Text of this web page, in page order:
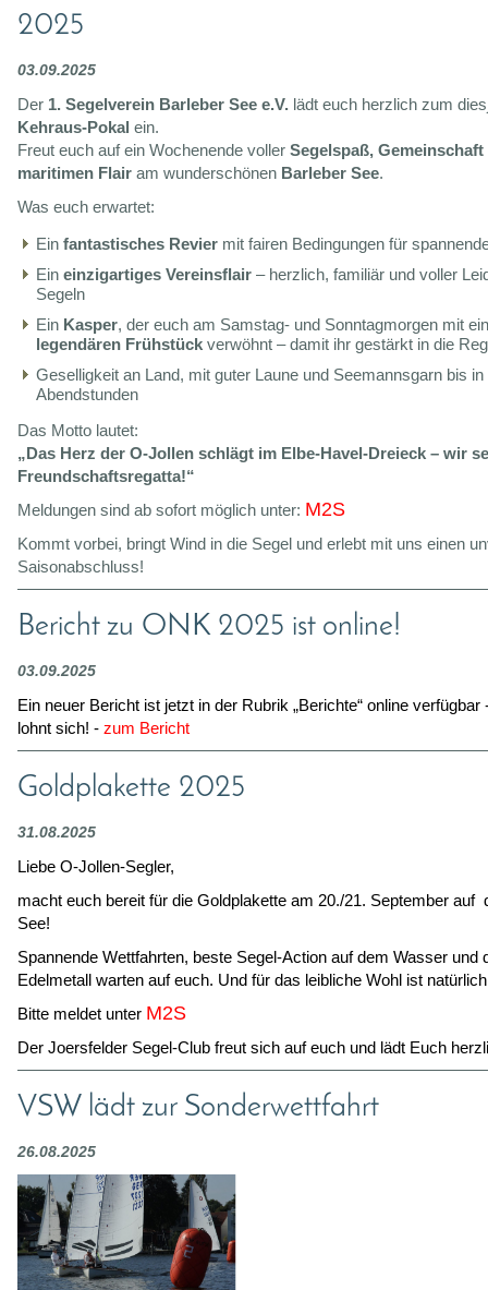
2025
03.09.2025
Der 1. Segelverein Barleber See e.V. lädt euch herzlich zum
Kehraus-Pokal ein.
Freut euch auf ein Wochenende voller Segelspaß, Gemeinschaft
maritimen Flair am wunderschönen Barleber See.
Was euch erwartet:
Ein fantastisches Revier mit fairen Bedingungen für
Ein einzigartiges Vereinsflair – herzlich, familiär und voller
Segeln
Ein Kasper, der euch am Samstag- und Sonntagmorgen mit
legendären Frühstück verwöhnt – damit ihr gestärkt in die
Geselligkeit an Land, mit guter Laune und Seemannsgarn bis in
Abendstunden
Das Motto lautet:
„Das Herz der O-Jollen schlägt im Elbe-Havel-Dreieck – wir
Freundschaftsregatta!“
Meldungen sind ab sofort möglich unter: M2S
Kommt vorbei, bringt Wind in die Segel und erlebt mit uns einen
Saisonabschluss!
Bericht zu ONK 2025 ist online!
03.09.2025
Ein neuer Bericht ist jetzt in der Rubrik „Berichte“ online verfügbar
lohnt sich! - zum Bericht
Goldplakette 2025
31.08.2025
Liebe O-Jollen-Segler,
macht euch bereit für die Goldplakette am 20./21. September auf
See!
Spannende Wettfahrten, beste Segel-Action auf dem Wasser und
Edelmetall warten auf euch. Und für das leibliche Wohl ist
Bitte meldet unter M2S
Der Joersfelder Segel-Club freut sich auf euch und lädt Euch
VSW lädt zur Sonderwettfahrt
26.08.2025